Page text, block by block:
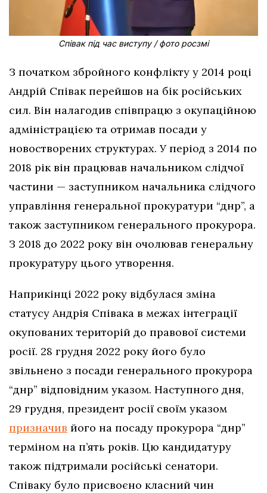
Співак під час виступу / фото росзмі
З початком збройного конфлікту у 2014 році
Андрій Співак перейшов на бік російських
сил. Він налагодив співпрацю з окупаційною
адміністрацією та отримав посади у
новостворених структурах. У період з 2014 по
2018 рік він працював начальником слідчої
частини — заступником начальника слідчого
управління генеральної прокуратури “днр”, а
також заступником генерального прокурора.
З 2018 до 2022 року він очолював генеральну
прокуратуру цього утворення.
Наприкінці 2022 року відбулася зміна
статусу Андрія Співака в межах інтеграції
окупованих територій до правової системи
росії. 28 грудня 2022 року його було
звільнено з посади генерального прокурора
“днр” відповідним указом. Наступного дня,
29 грудня, президент росії своїм указом
призначив його на посаду прокурора “днр”
терміном на п’ять років. Цю кандидатуру
також підтримали російські сенатори.
Співаку було присвоєно класний чин